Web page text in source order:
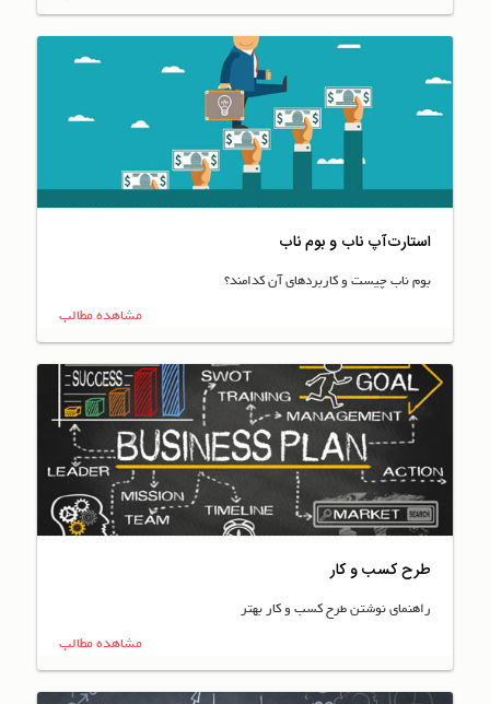
استارت‌آپ ناب و بوم ناب
بوم ناب چیست و کاربردهای آن کدامند؟
مشاهده مطالب
طرح کسب و کار
راهنمای نوشتن طرح کسب و کار بهتر
مشاهده مطالب